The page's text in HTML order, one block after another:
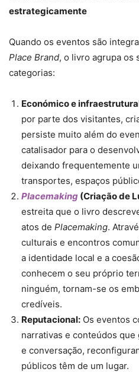
estrategicamente
Quando os eventos são
Place Brand, o livro agrupa os
categorias:
Económico e
por parte dos visitantes,
persiste muito além do
catalisador para o
deixando frequentemente
transportes, espaços
Placemaking (Criação de
estreita que o livro
atos de Placemaking.
culturais e encontros
a identidade local e a
conhecem o seu próprio
ninguém, tornam-se os
credíveis.
Reputacional: Os eventos
narrativas e conteúdos
e conversação,
públicos têm de um lugar.